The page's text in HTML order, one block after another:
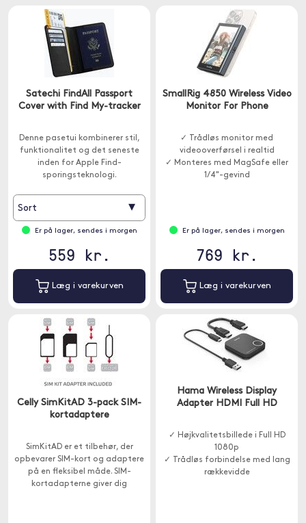
Satechi FindAll Passport
Cover with Find My-tracker
Denne pasetui kombinerer stil,
funktionalitet og det seneste
inden for Apple Find-
sporingsteknologi.
Sort ▾
Er på lager, sendes i morgen
559 kr.
Læg i varekurven
SmallRig 4850 Wireless Video
Monitor For Phone
✓ Trådløs monitor med
videooverførsel i realtid
✓ Monteres med MagSafe eller
1/4"-gevind
Er på lager, sendes i morgen
769 kr.
Læg i varekurven
Celly SimKitAD 3-pack SIM-
kortadaptere
SimKitAD er et tilbehør, der
opbevarer SIM-kort og adaptere
på en fleksibel måde. SIM-
kortadapterne giver dig
Hama Wireless Display
Adapter HDMI Full HD
✓ Højkvalitetsbillede i Full HD
1080p
✓ Trådløs forbindelse med lang
rækkevidde